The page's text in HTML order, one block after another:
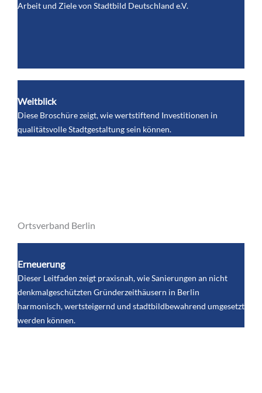
Arbeit und Ziele von Stadtbild Deutschland e.V.
Weitblick
Diese Broschüre zeigt, wie wertstiftend Investitionen in
qualitätsvolle Stadtgestaltung sein können.
Ortsverband Berlin
Erneuerung
Dieser Leitfaden zeigt praxisnah, wie Sanierungen an nicht
denkmalgeschützten Gründerzeithäusern in Berlin
harmonisch, wertsteigernd und stadtbildbewahrend umgesetzt
werden können.